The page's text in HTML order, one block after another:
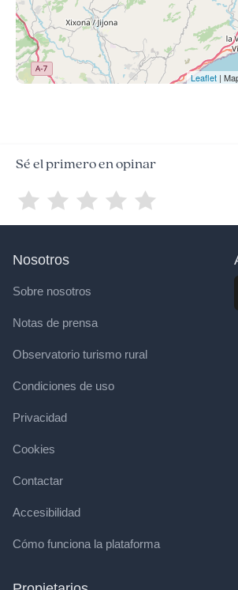
Leaflet |
Sé el primero en opinar
Nosotros
Sobre nosotros
Notas de prensa
Observatorio turismo rural
Condiciones de uso
Privacidad
Cookies
Contactar
Accesibilidad
Cómo funciona la plataforma